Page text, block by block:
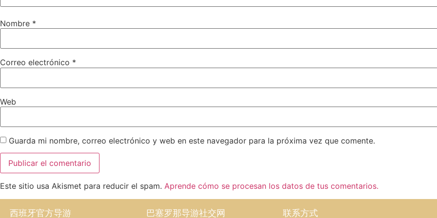
Nombre *
Correo electrónico *
Web
Guarda mi nombre, correo electrónico y web en este navegador para la próxima vez que comente.
Este sitio usa Akismet para reducir el spam. Aprende cómo se procesan los datos de tus comentarios.
西班牙官方导游 巴塞罗那导游社交网 联系方式